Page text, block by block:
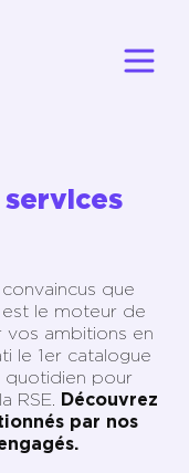
que
le moteur de
ambitions en
le 1er catalogue
quotidien pour
RSE. Découvrez
par nos